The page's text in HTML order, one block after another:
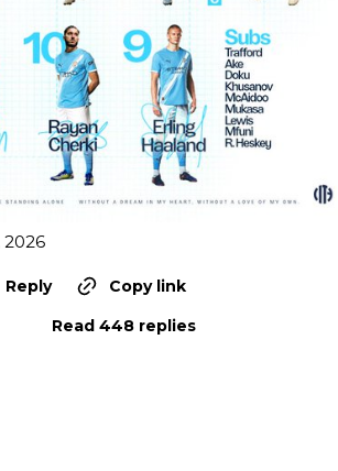
2026
Reply
Copy link
Read 448 replies